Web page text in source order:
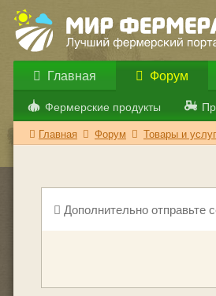
Главная Форум
Фермерские продукты
Главная Форум Товары и
Дополнительно